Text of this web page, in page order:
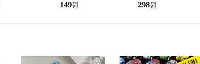
149원 298원